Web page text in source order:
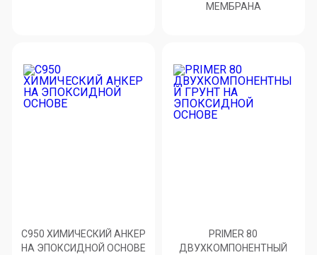
МЕМБРАНА
C950 ХИМИЧЕСКИЙ АНКЕР
НА ЭПОКСИДНОЙ ОСНОВЕ
PRIMER 80
ДВУХКОМПОНЕНТНЫЙ